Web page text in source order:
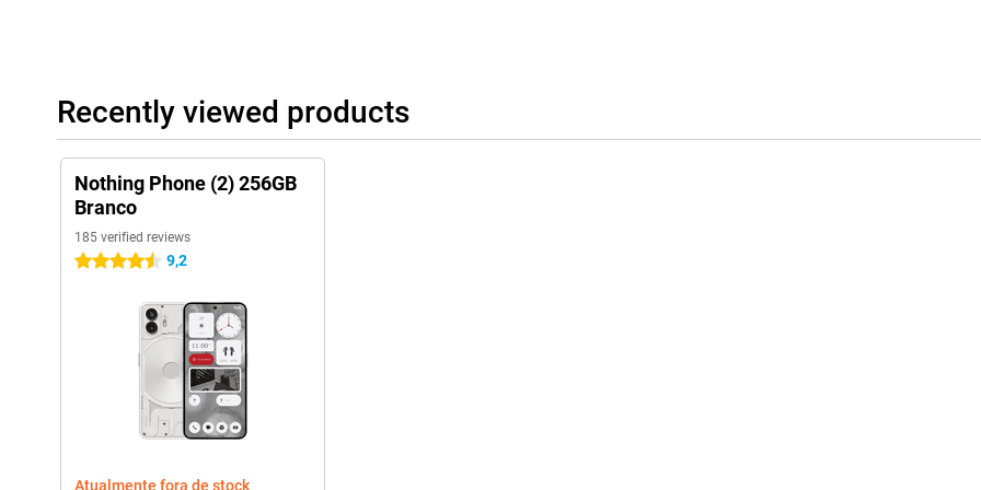
Recently viewed products
Nothing Phone (2) 256GB
Branco
185 verified reviews
4.5 stars 9,2
Atualmente fora de stock